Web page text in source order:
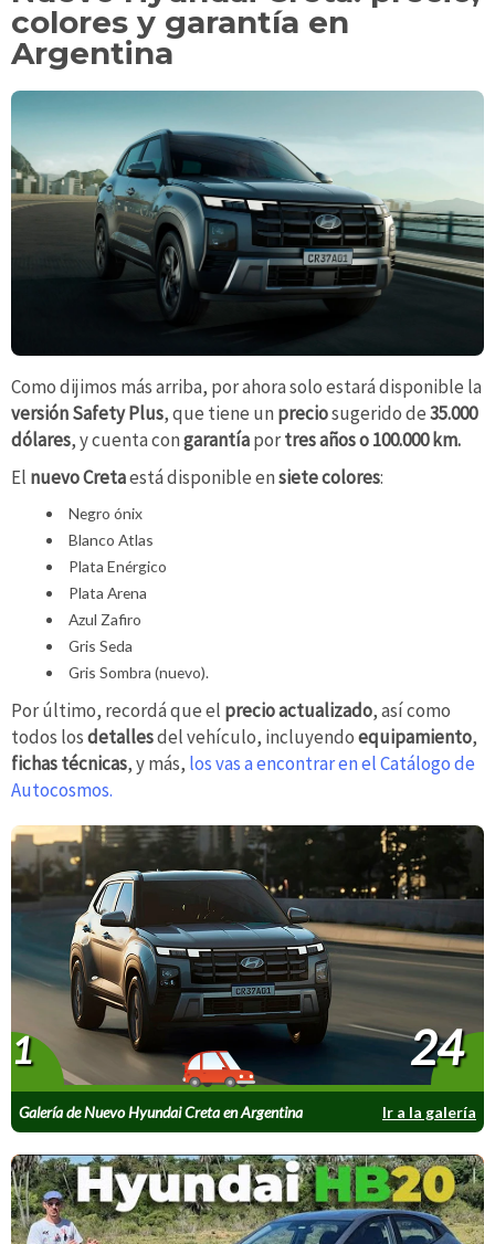
colores y garantía en
Argentina
Como dijimos más arriba, por ahora solo estará disponible la
versión Safety Plus, que tiene un preciosugerido de35.000
dólares, y cuenta congarantíaportres años o 100.000 km.
El nuevo Cretaestá disponible ensiete colores:
Negro ónix
Blanco Atlas
Plata Enérgico
Plata Arena
Azul Zafiro
Gris Seda
Gris Sombra (nuevo).
Por último, recordá que el precio actualizado, así como
todos losdetallesdel vehículo, incluyendoequipamiento,
fichas técnicas, y más, los vas a encontrar en el Catálogo de
Autocosmos.
Galería de Nuevo Hyundai Creta en Argentina Ir a la galería
1 24